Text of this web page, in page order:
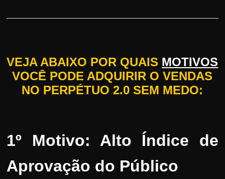
VEJA ABAIXO POR QUAIS MOTIVOS
VOCÊ PODE ADQUIRIR O VENDAS
NO PERPÉTUO 2.0 SEM MEDO:
1º Motivo: Alto Índice de
Aprovação do Público